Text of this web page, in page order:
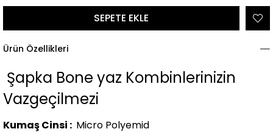
Ürün Özellikleri
Şapka Bone yaz Kombinlerinizin
Vazgeçilmezi
Kumaş Cinsi : Micro Polyemid